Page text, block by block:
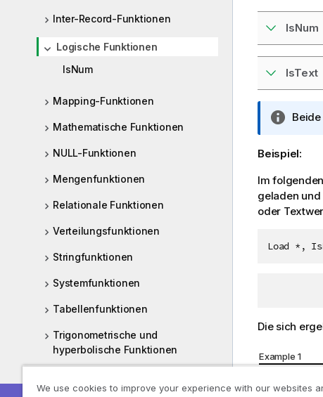
Inter-Record-Funktionen
Logische Funktionen
IsNum
Mapping-Funktionen
Mathematische Funktionen
NULL-Funktionen
Mengenfunktionen
Relationale Funktionen
Verteilungsfunktionen
Stringfunktionen
Systemfunktionen
Tabellenfunktionen
Trigonometrische und
hyperbolische Funktionen
IsNum
IsText
I
r
m
a
n
e
Beide
Beispiel:
Im
geladen
oder
Load *,
Die sich
Example 1
We use cookies to improve your experience with our websites